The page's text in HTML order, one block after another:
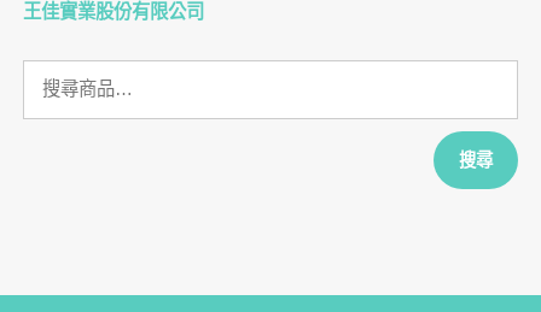
王佳實業股份有限公司
搜尋